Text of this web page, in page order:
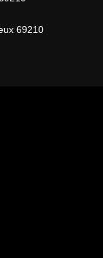
69210